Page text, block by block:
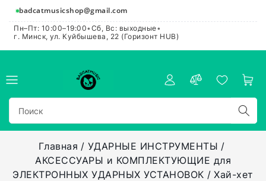
badcatmusicshop@gmail.com
Пн–Пт: 10:00–19:00•Сб, Вс: выходные•
г. Минск, ул. Куйбышева, 22 (Горизонт HUB)
Главная
УДАРНЫЕ ИНСТРУМЕНТЫ
АКСЕССУАРЫ и КОМПЛЕКТУЮЩИЕ для
ЭЛЕКТРОННЫХ УДАРНЫХ УСТАНОВОК
Хай-хет